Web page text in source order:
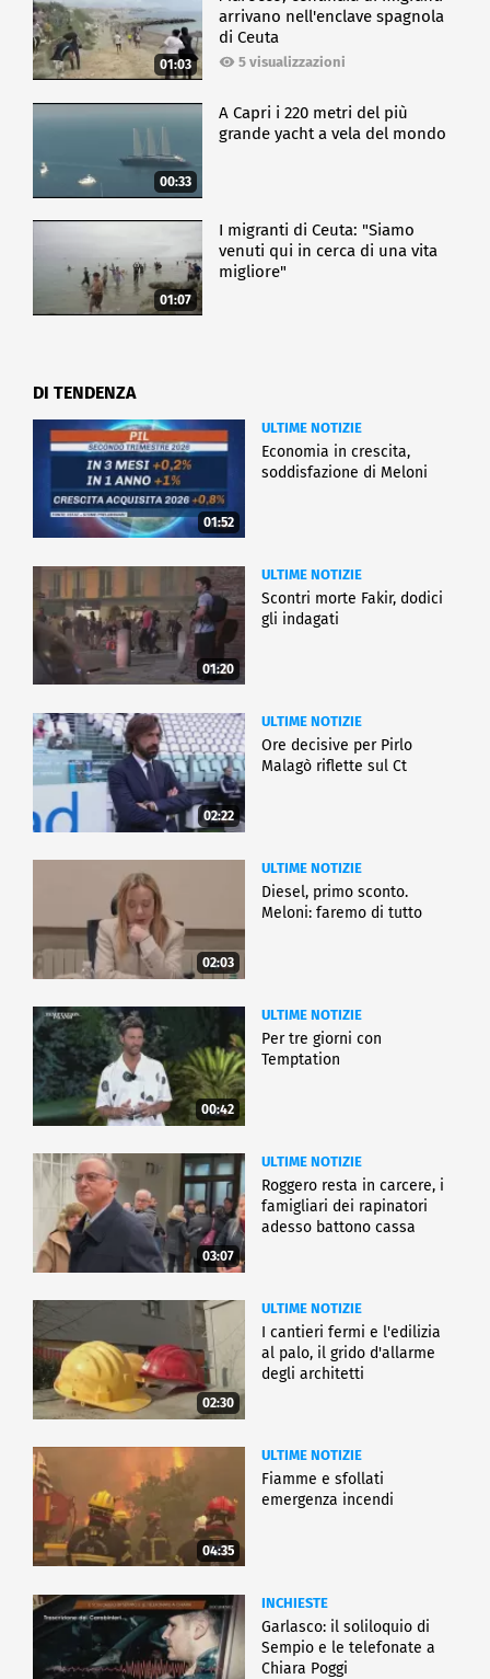
01:03
arrivano nell'enclave spagnola
di Ceuta
5 visualizzazioni
00:33
A Capri i 220 metri del più
grande yacht a vela del mondo
01:07
I migranti di Ceuta: "Siamo
venuti qui in cerca di una vita
migliore"
DI TENDENZA
01:52
ULTIME NOTIZIE
Economia in crescita,
soddisfazione di Meloni
01:20
ULTIME NOTIZIE
Scontri morte Fakir, dodici
gli indagati
02:22
ULTIME NOTIZIE
Ore decisive per Pirlo
Malagò riflette sul Ct
02:03
ULTIME NOTIZIE
Diesel, primo sconto.
Meloni: faremo di tutto
00:42
ULTIME NOTIZIE
Per tre giorni con
Temptation
03:07
ULTIME NOTIZIE
Roggero resta in carcere, i
famigliari dei rapinatori
adesso battono cassa
02:30
ULTIME NOTIZIE
I cantieri fermi e l'edilizia
al palo, il grido d'allarme
degli architetti
04:35
ULTIME NOTIZIE
Fiamme e sfollati
emergenza incendi
INCHIESTE
Garlasco: il soliloquio di
Sempio e le telefonate a
Chiara Poggi